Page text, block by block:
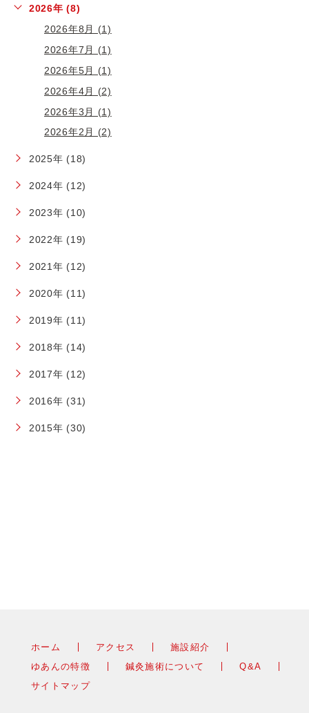
2026年 (8)
2026年8月 (1)
2026年7月 (1)
2026年5月 (1)
2026年4月 (2)
2026年3月 (1)
2026年2月 (2)
2025年 (18)
2024年 (12)
2023年 (10)
2022年 (19)
2021年 (12)
2020年 (11)
2019年 (11)
2018年 (14)
2017年 (12)
2016年 (31)
2015年 (30)
ホーム アクセス
施設紹介
ゆあんの特徴
鍼灸施術について
Q&A
サイトマップ